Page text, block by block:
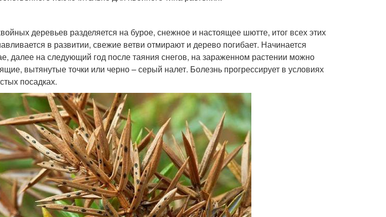
деревьев разделяется на бурое, снежное и настоящее шютте, итог всех этих
в развитии, свежие ветви отмирают и дерево погибает. Начинается
далее на следующий год после таяния снегов, на зараженном растении можно
вытянутые точки или черно – серый налет. Болезнь прогрессирует в условиях
посадках.